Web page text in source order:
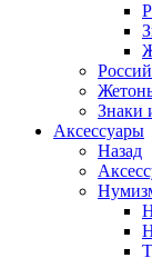
Знаки
Аксессуары
Назад